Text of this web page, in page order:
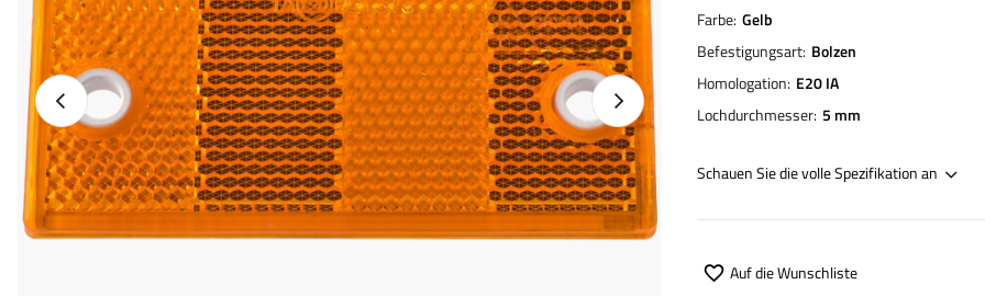
Vorheriges Foto Nächstes Foto
Farbe Gelb
Befestigungsart Bolzen
Homologation E20 IA
Lochdurchmesser 5 mm
Schauen Sie die volle Spezifikation an
Auf die Wunschliste